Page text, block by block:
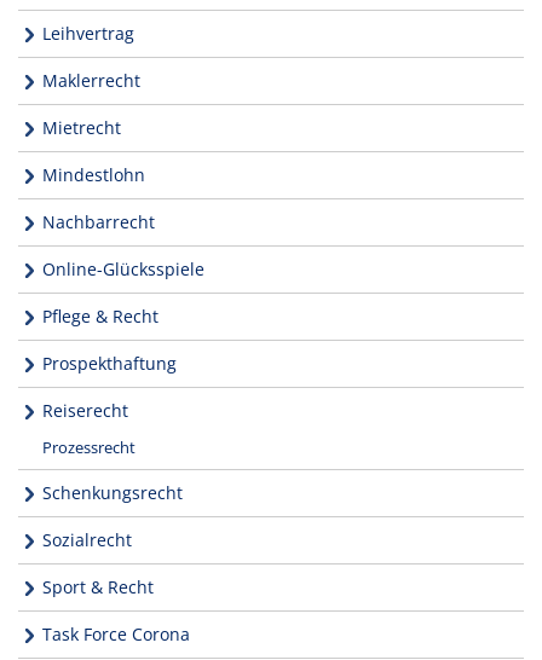
Leihvertrag
Maklerrecht
Mietrecht
Mindestlohn
Nachbarrecht
Online-Glücksspiele
Pflege & Recht
Prospekthaftung
Reiserecht
Prozessrecht
Schenkungsrecht
Sozialrecht
Sport & Recht
Task Force Corona